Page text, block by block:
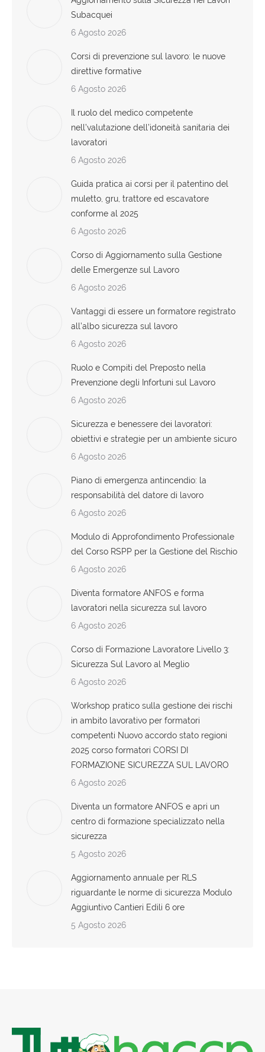
Subacquei
6 Agosto 2026
Corsi di prevenzione sul lavoro: le nuove
direttive formative
6 Agosto 2026
Il ruolo del medico competente
nell’valutazione dell’idoneità sanitaria dei
lavoratori
6 Agosto 2026
Guida pratica ai corsi per il patentino del
muletto, gru, trattore ed escavatore
conforme al 2025
6 Agosto 2026
Corso di Aggiornamento sulla Gestione
delle Emergenze sul Lavoro
6 Agosto 2026
Vantaggi di essere un formatore registrato
all’albo sicurezza sul lavoro
6 Agosto 2026
Ruolo e Compiti del Preposto nella
Prevenzione degli Infortuni sul Lavoro
6 Agosto 2026
Sicurezza e benessere dei lavoratori:
obiettivi e strategie per un ambiente sicuro
6 Agosto 2026
Piano di emergenza antincendio: la
responsabilità del datore di lavoro
6 Agosto 2026
Modulo di Approfondimento Professionale
del Corso RSPP per la Gestione del Rischio
6 Agosto 2026
Diventa formatore ANFOS e forma
lavoratori nella sicurezza sul lavoro
6 Agosto 2026
Corso di Formazione Lavoratore Livello 3:
Sicurezza Sul Lavoro al Meglio
6 Agosto 2026
Workshop pratico sulla gestione dei rischi
in ambito lavorativo per formatori
competenti Nuovo accordo stato regioni
2025 corso formatori CORSI DI
FORMAZIONE SICUREZZA SUL LAVORO
6 Agosto 2026
Diventa un formatore ANFOS e apri un
centro di formazione specializzato nella
sicurezza
5 Agosto 2026
Aggiornamento annuale per RLS
riguardante le norme di sicurezza Modulo
Aggiuntivo Cantieri Edili 6 ore
5 Agosto 2026